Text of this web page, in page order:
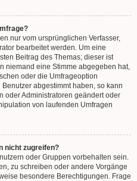
nur vom ursprünglichen Verfasser,
bearbeitet werden. Um eine
Beitrag des Themas; dieser ist
niemand eine Stimme abgegeben hat,
oder die Umfrageoption
abgestimmt haben, so kann
oder Administratoren geändert oder
von laufenden Umfragen
nicht zugreifen?
oder Gruppen vorbehalten sein.
zu schreiben oder andere Vorgänge
besondere Berechtigungen. Frage